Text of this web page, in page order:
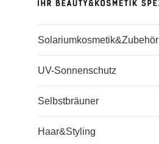
Solariumkosmetik&Zubehör
UV-Sonnenschutz
Selbstbräuner
Haar&Styling